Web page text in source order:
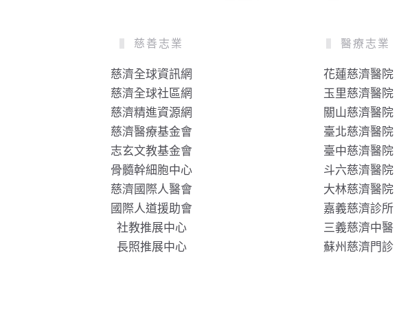
慈善志業
慈濟全球資訊網
慈濟全球社區網
慈濟精進資源網
慈濟醫療基金會
志玄文教基金會
骨髓幹細胞中心
慈濟國際人醫會
國際人道援助會
社教推展中心
長照推展中心
醫療志業
花蓮慈濟醫院
玉里慈濟醫院
關山慈濟醫院
臺北慈濟醫院
臺中慈濟醫院
斗六慈濟醫院
大林慈濟醫院
嘉義慈濟診所
三義慈濟中醫
蘇州慈濟門診